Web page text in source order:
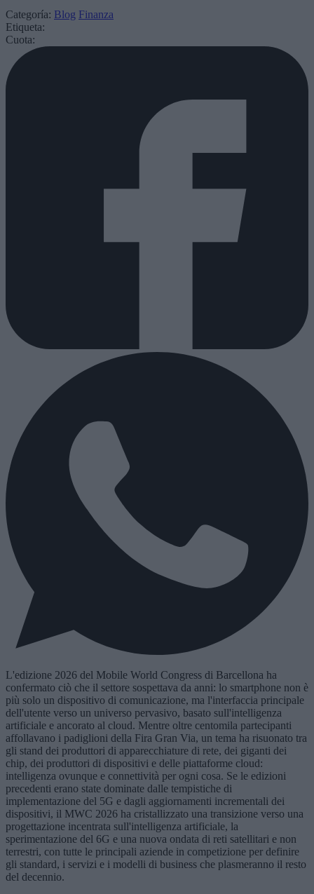
Categoría: Blog Finanza
Etiqueta:
Cuota:
L'edizione 2026 del Mobile World Congress di Barcellona ha
confermato ciò che il settore sospettava da anni: lo smartphone non è
più solo un dispositivo di comunicazione, ma l'interfaccia principale
dell'utente verso un universo pervasivo, basato sull'intelligenza
artificiale e ancorato al cloud. Mentre oltre centomila partecipanti
affollavano i padiglioni della Fira Gran Via, un tema ha risuonato tra
gli stand dei produttori di apparecchiature di rete, dei giganti dei
chip, dei produttori di dispositivi e delle piattaforme cloud:
intelligenza ovunque e connettività per ogni cosa. Se le edizioni
precedenti erano state dominate dalle tempistiche di
implementazione del 5G e dagli aggiornamenti incrementali dei
dispositivi, il MWC 2026 ha cristallizzato una transizione verso una
progettazione incentrata sull'intelligenza artificiale, la
sperimentazione del 6G e una nuova ondata di reti satellitari e non
terrestri, con tutte le principali aziende in competizione per definire
gli standard, i servizi e i modelli di business che plasmeranno il resto
del decennio.